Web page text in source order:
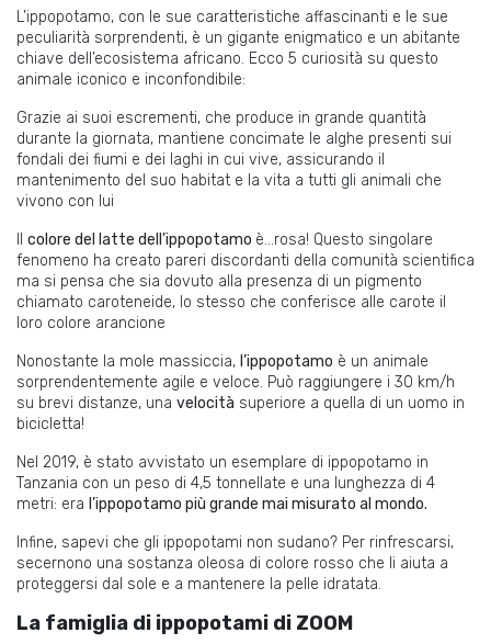
L’ippopotamo, con le sue caratteristiche affascinanti e le sue
peculiarità sorprendenti, è un gigante enigmatico e un abitante
chiave dell’ecosistema africano. Ecco 5 curiosità su questo
animale iconico e inconfondibile:
Grazie ai suoi escrementi, che produce in grande quantità
durante la giornata, mantiene concimate le alghe presenti sui
fondali dei fiumi e dei laghi in cui vive, assicurando il
mantenimento del suo habitat e la vita a tutti gli animali che
vivono con lui
colore del latte dell’ippopotamo è…rosa! Questo singolare
fenomeno ha creato pareri discordanti della comunità scientifica
ma si pensa che sia dovuto alla presenza di un pigmento
chiamato caroteneide, lo stesso che conferisce alle carote il
loro colore arancione
Nonostante la mole massiccia, l’ippopotamo è un animale
sorprendentemente agile e veloce. Può raggiungere i 30 km/h
su brevi distanze, una velocità superiore a quella di un uomo in
bicicletta!
Nel 2019, è stato avvistato un esemplare di ippopotamo in
Tanzania con un peso di 4,5 tonnellate e una lunghezza di 4
metri: era l’ippopotamo più grande mai misurato al mondo.
Infine, sapevi che gli ippopotami non sudano? Per rinfrescarsi,
secernono una sostanza oleosa di colore rosso che li aiuta a
proteggersi dal sole e a mantenere la pelle idratata.
La famiglia di ippopotami di ZOOM